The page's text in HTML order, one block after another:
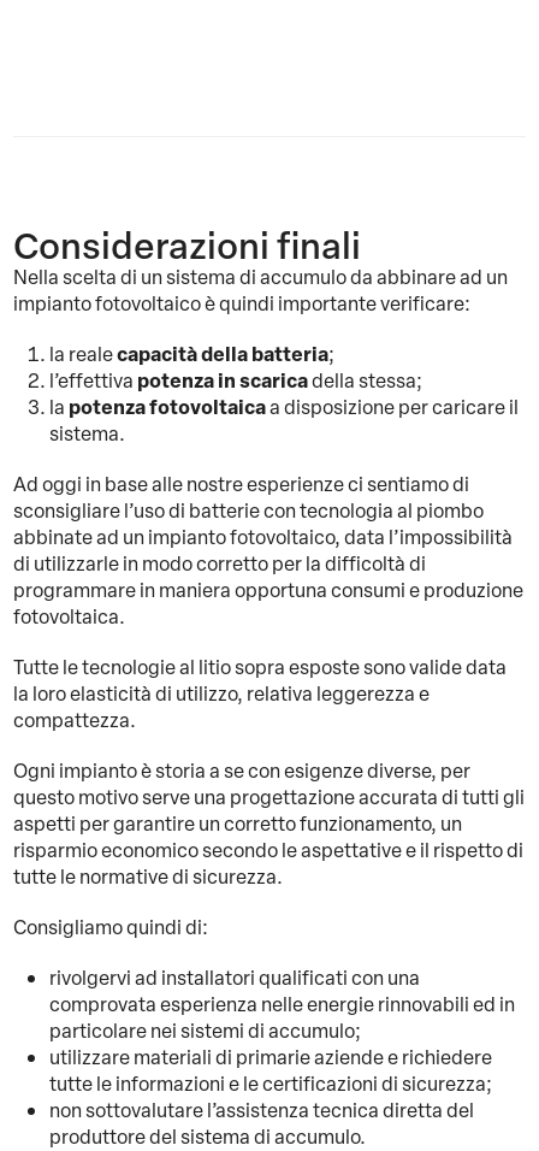
Considerazioni finali
Nella scelta di un sistema di accumulo da abbinare ad un
impianto fotovoltaico è quindi importante verificare:
la realecapacità della batteria;
l’effettiva potenza in scaricadella stessa;
la potenza fotovoltaicaa disposizione per caricare il
sistema.
Ad oggi in base alle nostre esperienze ci sentiamo di
sconsigliare l’uso di batterie con tecnologia al piombo
abbinate ad un impianto fotovoltaico, data l’impossibilità
di utilizzarle in modo corretto per la difficoltà di
programmare in maniera opportuna consumi e produzione
fotovoltaica.
Tutte le tecnologie al litio sopra esposte sono valide data
la loro elasticità di utilizzo, relativa leggerezza e
compattezza.
Ogni impianto è storia a se con esigenze diverse, per
questo motivo serve una progettazione accurata di tutti gli
aspetti per garantire un corretto funzionamento, un
risparmio economico secondo le aspettative e il rispetto di
tutte le normative di sicurezza.
Consigliamo quindi di:
rivolgervi ad installatori qualificati con una
comprovata esperienza nelle energie rinnovabili ed in
particolare nei sistemi di accumulo;
utilizzare materiali di primarie aziende e richiedere
tutte le informazioni e le certificazioni di sicurezza;
non sottovalutare l’assistenza tecnica diretta del
produttore del sistema di accumulo.